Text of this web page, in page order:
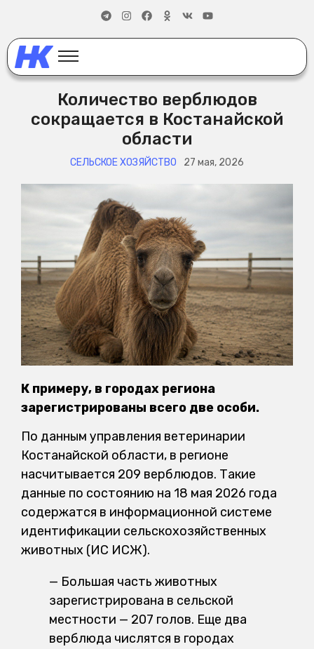
Количество верблюдов
сокращается в Костанайской
области
СЕЛЬСКОЕ ХОЗЯЙСТВО 27 мая, 2026
К примеру, в городах региона
зарегистрированы всего две особи.
По данным управления ветеринарии
Костанайской области, в регионе
насчитывается 209 верблюдов. Такие
данные по состоянию на 18 мая 2026 года
содержатся в информационной системе
идентификации сельскохозяйственных
животных (ИС ИСЖ).
— Большая часть животных
зарегистрирована в сельской
местности — 207 голов. Еще два
верблюда числятся в городах